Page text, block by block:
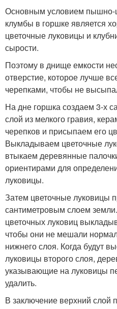
Основным условием пышно-
клумбы в горшке является
цветочные луковицы и
сырости.
Поэтому в днище емкости
отверстие, которое лучше
черепками, чтобы не
На дне горшка создаем 3-х
слой из мелкого гравия,
черепков и присыпаем его
Выкладываем цветочные
втыкаем деревянные
ориентирами для
луковицы.
Затем цветочные луковицы
сантиметровым слоем
цветочных луковиц
чтобы они не мешали
нижнего слоя. Когда будут
луковицы второго слоя,
указывающие на луковицы
удалить.
В заключение верхний слой